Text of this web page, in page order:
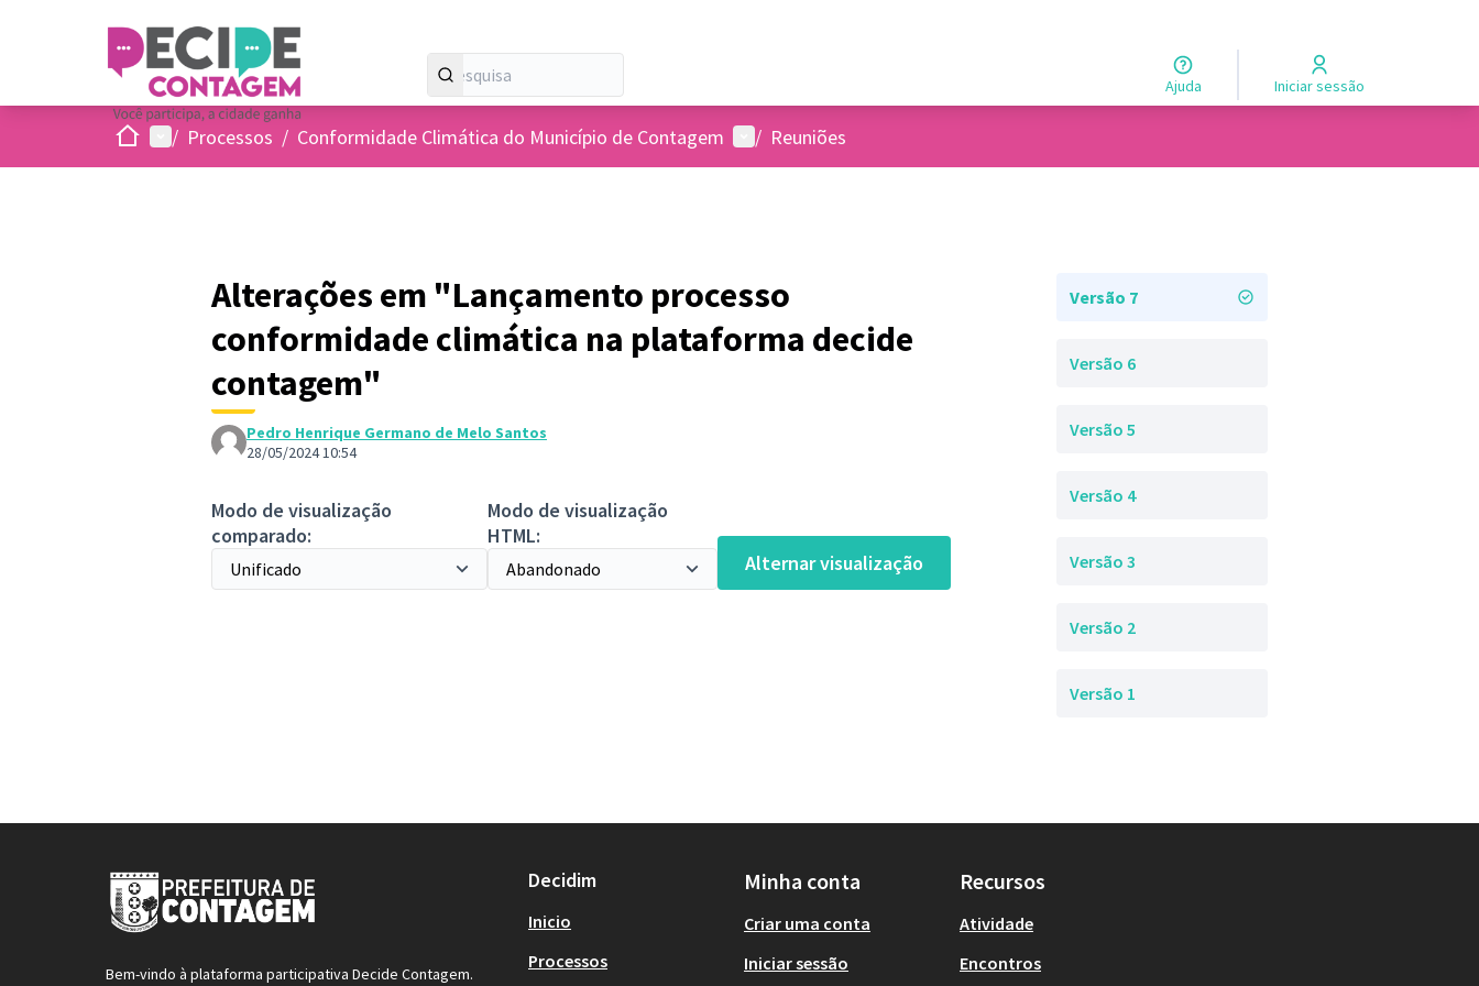
Ajuda Iniciar sessão
InicioMenu principal
/ Processos / Conformidade Climática do Município de Contagem Menu de usuários
/ Reuniões
Alterações em "Lançamento processo
conformidade climática na plataforma decide
contagem"
Pedro Henrique Germano de Melo Santos
28/05/2024 10:54
Modo de visualização
comparado:
Modo de visualização
HTML:
Alternar visualização
Versão 7
Versão 6
Versão 5
Versão 4
Versão 3
Versão 2
Versão 1
Bem-vindo à plataforma participativa Decide Contagem.
Decidim
Inicio
Processos
Minha conta
Criar uma conta
Iniciar sessão
Recursos
Atividade
Encontros